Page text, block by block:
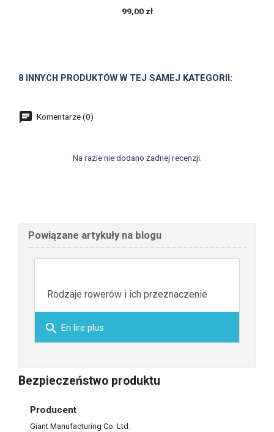
99,00 zł
8 INNYCH PRODUKTÓW W TEJ SAMEJ KATEGORII:
Komentarze (0)
Na razie nie dodano żadnej recenzji.
Powiązane artykuły na blogu
Rodzaje rowerów i ich przeznaczenie
search En lire plus
Bezpieczeństwo produktu
Producent
Giant Manufacturing Co. Ltd.